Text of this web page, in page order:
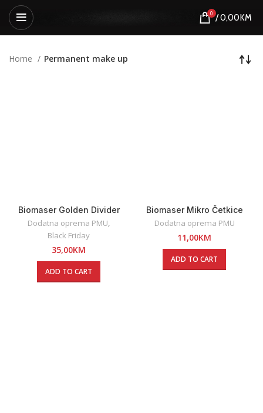
0 /0,00KM
Home Permanent make up
Biomaser Golden Divider
Dodatna oprema PMU,
Black Friday
35,00KM
ADD TO CART
Biomaser Mikro Četkice
100KOM Pink
Dodatna oprema PMU
11,00KM
ADD TO CART